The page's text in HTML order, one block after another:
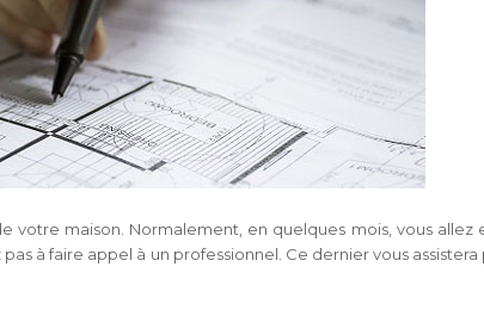
votre maison. Normalement, en quelques mois, vous allez
à faire appel à un professionnel. Ce dernier vous